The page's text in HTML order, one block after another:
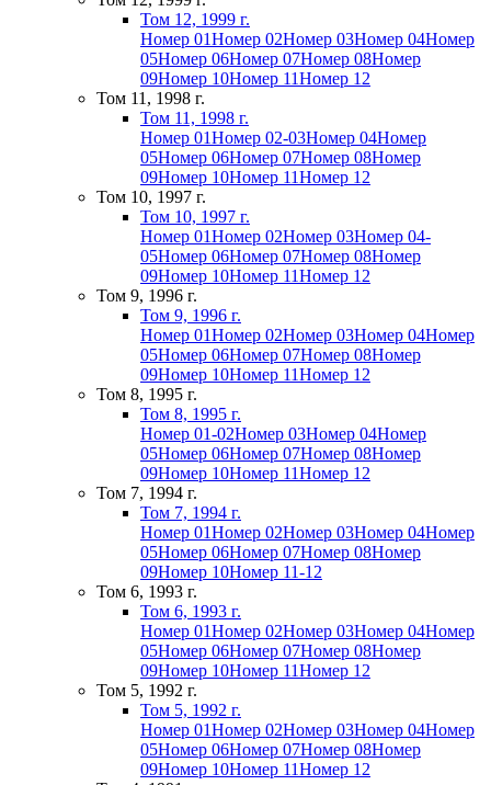
Том 12, 1999 г.
Номер 01Номер 02Номер 03Номер 04Номер
05Номер 06Номер 07Номер 08Номер
09Номер 10Номер 11Номер 12
Том 11, 1998 г.
Том 11, 1998 г.
Номер 01Номер 02-03Номер 04Номер
05Номер 06Номер 07Номер 08Номер
09Номер 10Номер 11Номер 12
Том 10, 1997 г.
Том 10, 1997 г.
Номер 01Номер 02Номер 03Номер 04-
05Номер 06Номер 07Номер 08Номер
09Номер 10Номер 11Номер 12
Том 9, 1996 г.
Том 9, 1996 г.
Номер 01Номер 02Номер 03Номер 04Номер
05Номер 06Номер 07Номер 08Номер
09Номер 10Номер 11Номер 12
Том 8, 1995 г.
Том 8, 1995 г.
Номер 01-02Номер 03Номер 04Номер
05Номер 06Номер 07Номер 08Номер
09Номер 10Номер 11Номер 12
Том 7, 1994 г.
Том 7, 1994 г.
Номер 01Номер 02Номер 03Номер 04Номер
05Номер 06Номер 07Номер 08Номер
09Номер 10Номер 11-12
Том 6, 1993 г.
Том 6, 1993 г.
Номер 01Номер 02Номер 03Номер 04Номер
05Номер 06Номер 07Номер 08Номер
09Номер 10Номер 11Номер 12
Том 5, 1992 г.
Том 5, 1992 г.
Номер 01Номер 02Номер 03Номер 04Номер
05Номер 06Номер 07Номер 08Номер
09Номер 10Номер 11Номер 12